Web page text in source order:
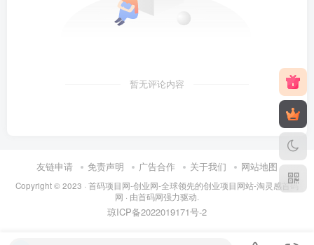
暂无评论内容
友链申请 免责声明 广告合作 关于我们 网站地图
Copyright © 2023 · 首码项目网-创业网-全球领先的创业项目网站-淘灵感首码
网 · 由首码网强力驱动.
琼ICP备2022019171号-2